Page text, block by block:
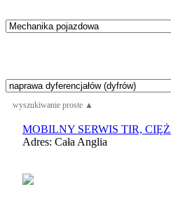
wyszukiwanie proste ▲
MOBILNY SERWIS TIR,
Adres: Cała Anglia